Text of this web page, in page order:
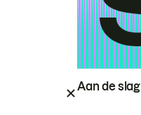
Aan de slag